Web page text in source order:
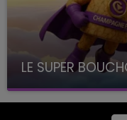
LE SUPER
avec La Famille